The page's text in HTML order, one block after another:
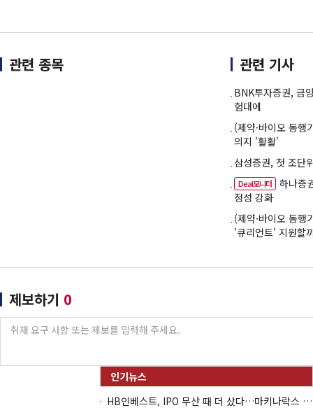
관련 종목 관련 기사
BNK투자증권, 금
험대에
(제약·바이오 동
의지 '활활'
삼성증권, 첫 조단
Deal모니터
하나증
정성 강화
(제약·바이오 동
'큐리언트' 지원할
제보하기 0
HB인베스트, IPO 무산 때 더 샀다…마키나락스 투자 2.7배 회수